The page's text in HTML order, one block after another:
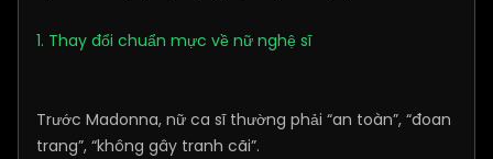
1. Thay đổi chuẩn mực về nữ nghệ sĩ
Trước Madonna, nữ ca sĩ thường phải “an toàn”, “đoan
trang”, “không gây tranh cãi”.